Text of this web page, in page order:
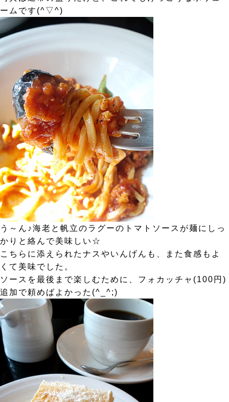
ームです(^▽^)
う～ん♪海老と帆立のラグーのトマトソースが麺にしっ
かりと絡んで美味しい☆
こちらに添えられたナスやいんげんも、また食感もよ
くて美味でした。
ソースを最後まで楽しむために、フォカッチャ(100円)
追加で頼めばよかった(^_^;)